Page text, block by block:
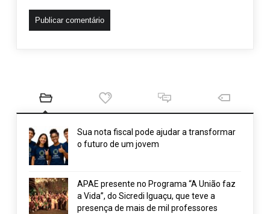
Sua nota fiscal pode ajudar a transformar
o futuro de um jovem
APAE presente no Programa “A União faz
a Vida”, do Sicredi Iguaçu, que teve a
presença de mais de mil professores